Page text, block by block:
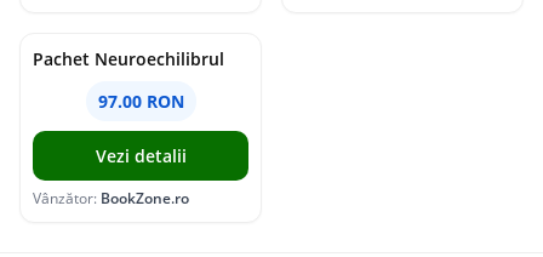
Pachet Neuroechilibrul
97.00 RON
Vezi detalii
Vânzător: BookZone.ro